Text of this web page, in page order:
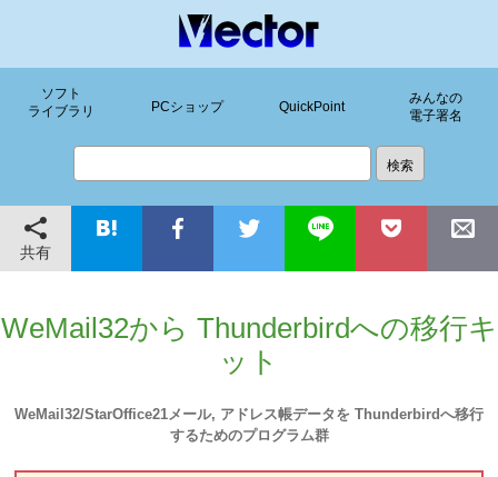
ソフト
ライブラリ
PCショップ QuickPoint
みんなの
電子署名
共有
WeMail32から Thunderbirdへの移行キ
ット
WeMail32/StarOffice21メール, アドレス帳データを Thunderbirdへ移行
するためのプログラム群